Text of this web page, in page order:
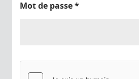
Mot de passe*